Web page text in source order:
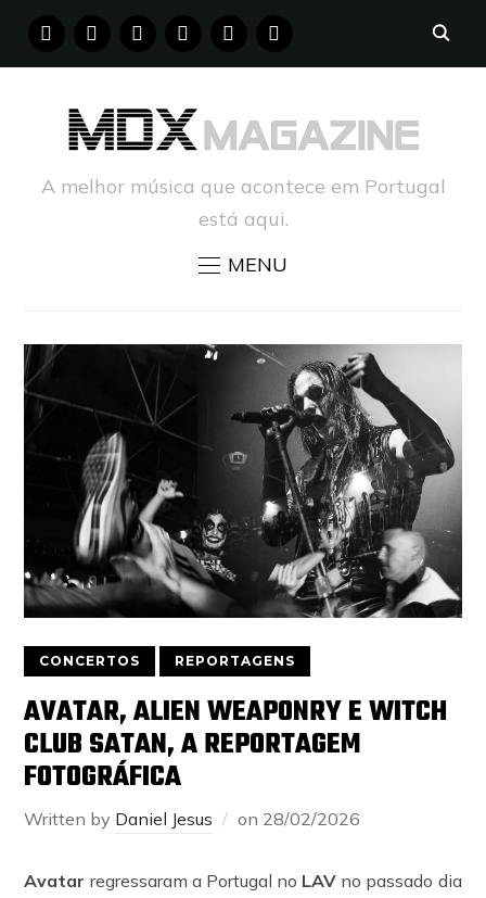
FACEBOOKINSTAGRAM
YOUTUBE PINTERESTTUMBLR
A melhor música que acontece em Portugal
está aqui.
MENU
CONCERTOS REPORTAGENS
AVATAR, ALIEN WEAPONRY E WITCH
CLUB SATAN, A REPORTAGEM
FOTOGRÁFICA
Written by Daniel Jesus on 28/02/2026
Avatar regressaram a Portugal no LAV no passado dia